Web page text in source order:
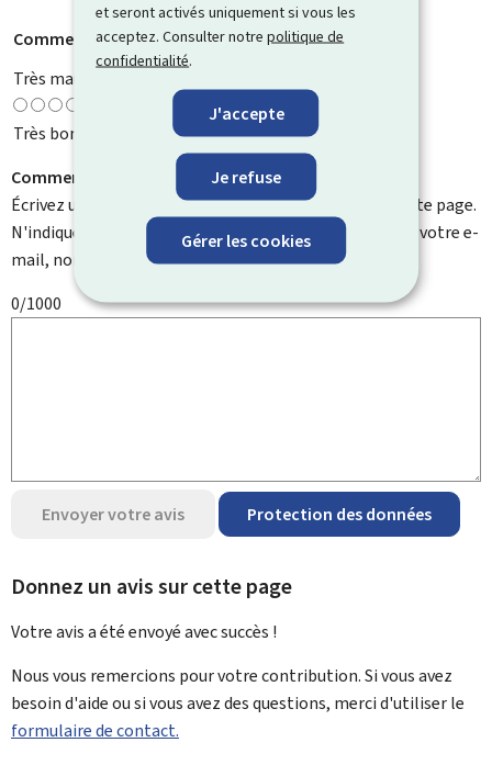
et seront activés uniquement si vous les
acceptez. Consulter notrepolitique de
confidentialité.
J'accepte
Je refuse
Gérer les cookies
Comment évaluez-vous cette page ? *
Très mauvaise
Très bonne
Comment pouvons-nous l'améliorer ?
Écrivez un commentaire et aidez-nous à améliorer cette page.
N'indiquez pas d'informations personnelles telles que votre e-
mail, nom, numéro de téléphone, etc.
0/1000
Envoyer votre avis Protection des données
Donnez un avis sur cette page
Votre avis a été envoyé avecsuccès !
Nous vous remercions pour votre contribution. Si vous avez
besoin d'aide ou si vous avez des questions, merci d'utiliser le
formulaire de contact.